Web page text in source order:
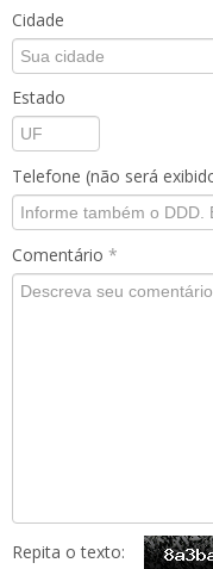
Cidade
Estado
Telefone (não será
Comentário *
Repita o texto: